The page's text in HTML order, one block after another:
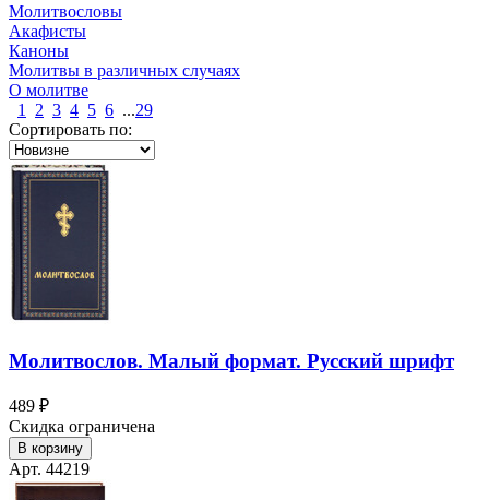
Молитвословы
Акафисты
Каноны
Молитвы в различных случаях
О молитве
1
2 3 4 5 6 ...29
Сортировать по:
Молитвослов. Малый формат. Русский шрифт
489 ₽
Скидка ограничена
В корзину
Арт. 44219